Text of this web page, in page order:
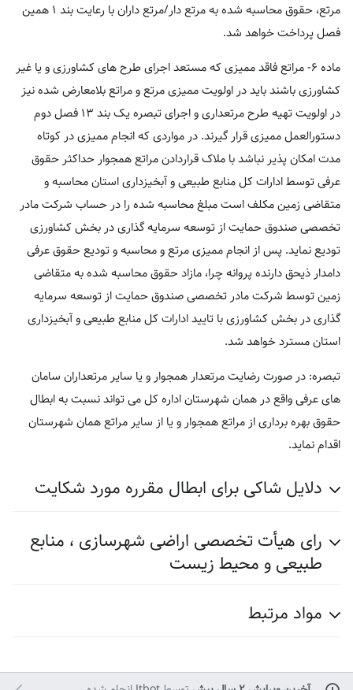
مرتع، حقوق محاسبه شده به مرتع دار/مرتع داران با رعایت بند ۱ همین
فصل پرداخت خواهد شد.
ماده ۶- مراتع فاقد ممیزی که مستعد اجرای طرح های کشاورزی و یا غیر
کشاورزی باشند باید در اولویت ممیزی مرتع و مراتع بلامعارض شده نیز
در اولویت تهیه طرح مرتعداری و اجرای تبصره یک بند ۱۳ فصل دوم
دستورالعمل ممیزی قرار گیرند. در مواردی که انجام ممیزی در کوتاه
مدت امکان پذیر نباشد با ملاک قراردادن مراتع همجوار حداکثر حقوق
عرفی توسط ادارات کل منابع طبیعی و آبخیزداری استان محاسبه و
متقاضی زمین مکلف است مبلغ محاسبه شده را در حساب شرکت مادر
تخصصی صندوق حمایت از توسعه سرمایه گذاری در بخش کشاورزی
تودیع نماید. پس از انجام ممیزی مرتع و محاسبه و تودیع حقوق عرفی
دامدار ذیحق دارنده پروانه چرا، مازاد حقوق محاسبه شده به متقاضی
زمین توسط شرکت مادر تخصصی صندوق حمایت از توسعه سرمایه
گذاری در بخش کشاورزی با تایید ادارات کل منابع طبیعی و آبخیزداری
استان مسترد خواهد شد.
تبصره: در صورت رضایت مرتعدار همجوار و یا سایر مرتعداران سامان
های عرفی واقع در همان شهرستان اداره کل می تواند نسبت به ابطال
حقوق بهره برداری از مراتع همجوار و یا از سایر مراتع همان شهرستان
اقدام نماید.
دلایل شاکی برای ابطال مقرره مورد شکایت
رای هیأت تخصصی اراضی شهرسازی ، منابع
طبیعی و محیط زیست
مواد مرتبط